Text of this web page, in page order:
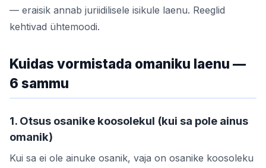
— eraisik annab juriidilisele isikule laenu. Reeglid
kehtivad ühtemoodi.
Kuidas vormistada omaniku laenu —
6 sammu
1. Otsus osanike koosolekul (kui sa pole ainus
omanik)
Kui sa ei ole ainuke osanik, vaja on osanike koosoleku